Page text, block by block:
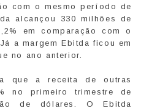
com o mesmo período de
alcançou 330 milhões de
em comparação com o
a margem Ebitda ficou em
no ano anterior.
que a receita de outras
no primeiro trimestre de
de dólares. O Ebitda